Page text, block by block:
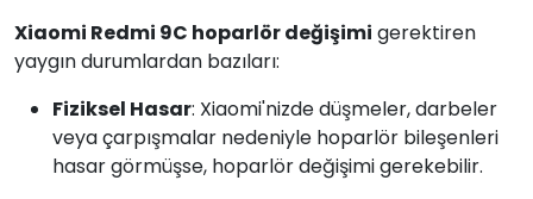
Xiaomi Redmi 9C hoparlör değişimi gerektiren
yaygın durumlardan bazıları:
Fiziksel Hasar: Xiaomi'nizde düşmeler, darbeler
veya çarpışmalar nedeniyle hoparlör bileşenleri
hasar görmüşse, hoparlör değişimi gerekebilir.